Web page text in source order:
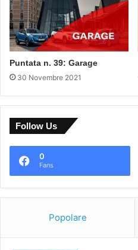
Puntata n. 39: Garage
30 Novembre 2021
Follow Us
0
Fans
Popolare